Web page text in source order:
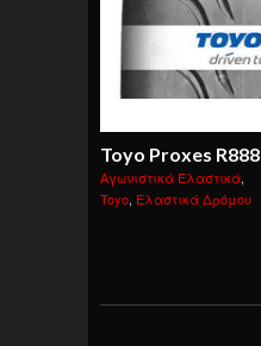
Toyo Proxes R888
Αγωνιστικά Ελαστικά,
Toyo, Ελαστικά Δρόμου